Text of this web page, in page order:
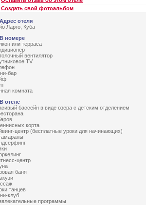
Создать свой фотоальбом
Адрес отеля
Ларго, Куба
В номере
или терраса
вентилятор
TV
бар
комната
В отеле
бассейн в виде озера с детским отделением
корта
центр (бесплатные уроки для начинающих)
центр
баня
танцев
клуб
программы